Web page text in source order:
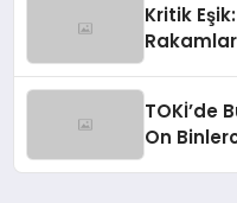
Kritik
TOKİ’de
On